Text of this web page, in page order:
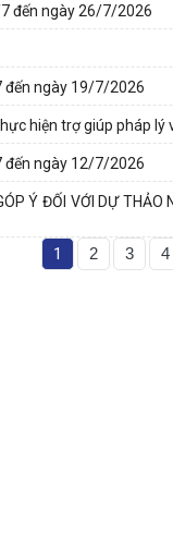
đến ngày 26/7/2026
đến ngày 19/7/2026
hiện trợ giúp pháp
đến ngày 12/7/2026
GÓP Ý ĐỐI VỚI DỰ
1 2 3 4